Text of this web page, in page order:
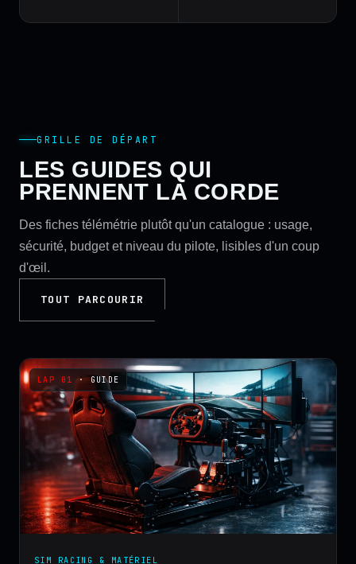
GRILLE DE DÉPART
LES GUIDES QUI
PRENNENT LA CORDE
Des fiches télémétrie plutôt qu'un catalogue : usage,
sécurité, budget et niveau du pilote, lisibles d'un coup
d'œil.
TOUT PARCOURIR
· GUIDE
SIM RACING & MATÉRIEL